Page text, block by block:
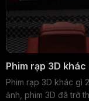
Phim rạp 3D khác
Phim rạp 3D khác gì
ảnh, phim 3D đã trở